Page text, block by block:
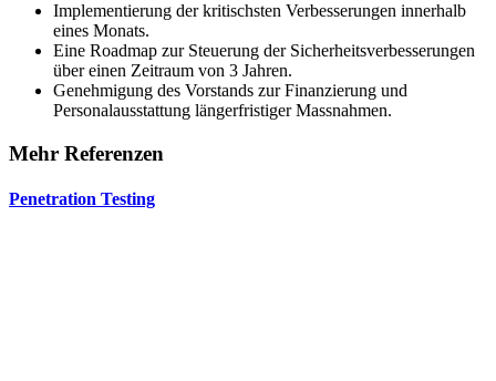
Implementierung der kritischsten Verbesserungen innerhalb
eines Monats.
Eine Roadmap zur Steuerung der Sicherheitsverbesserungen
über einen Zeitraum von 3 Jahren.
Genehmigung des Vorstands zur Finanzierung und
Personalausstattung längerfristiger Massnahmen.
Mehr Referenzen
Penetration Testing